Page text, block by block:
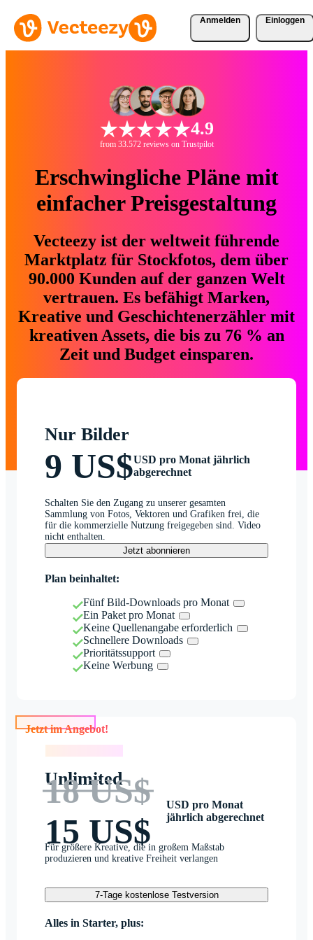
Anmelden Einloggen
4.9
from 33.572 reviews on Trustpilot
Erschwingliche Pläne mit
einfacher Preisgestaltung
Vecteezy ist der weltweit führende
Marktplatz für Stockfotos, dem über
90.000 Kunden auf der ganzen Welt
vertrauen. Es befähigt Marken,
Kreative und Geschichtenerzähler mit
kreativen Assets, die bis zu 76 % an
Zeit und Budget einsparen.
Nur Bilder
9 US$USD pro Monat jährlich
abgerechnet
Schalten Sie den Zugang zu unserer gesamten
Sammlung von Fotos, Vektoren und Grafiken frei, die
für die kommerzielle Nutzung freigegeben sind. Video
nicht enthalten.
Jetzt abonnieren
Plan beinhaltet:
Fünf Bild-Downloads pro Monat
Ein Paket pro Monat
Keine Quellenangabe erforderlich
Schnellere Downloads
Prioritätssupport
Keine Werbung
Jetzt im Angebot!
Unlimited
18 US$
15 US$
USD pro Monat
jährlich abgerechnet
Für größere Kreative, die in großem Maßstab
produzieren und kreative Freiheit verlangen
7-Tage kostenlose Testversion
Alles in Starter, plus: